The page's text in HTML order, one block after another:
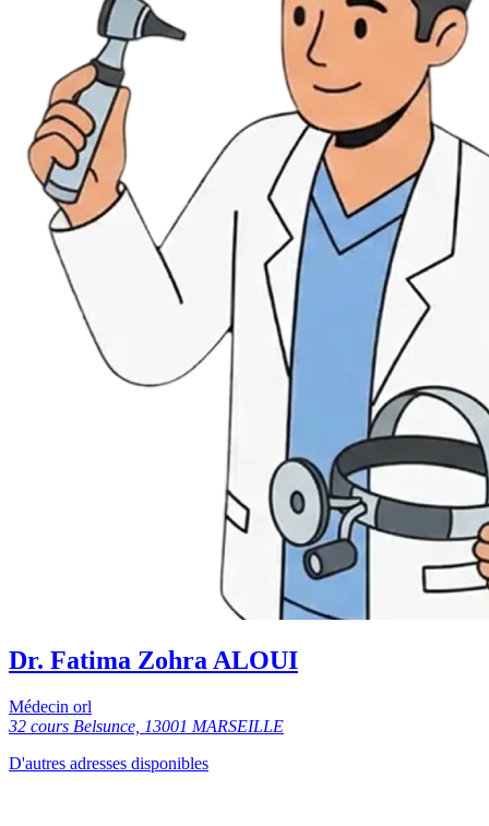
Dr. Fatima Zohra ALOUI
Médecin orl
32 cours Belsunce, 13001 MARSEILLE
D'autres adresses disponibles